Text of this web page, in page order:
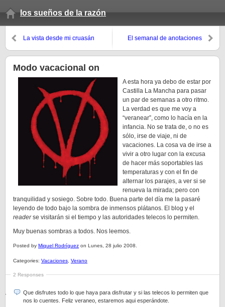
los sueños de la razón
La vista desde mi cruasán
El semanal de anotaciones
Modo vacacional on
A esta hora ya debo de estar por
Castilla La Mancha para pasar
un par de semanas a otro ritmo.
La verdad es que me voy a
“veranear”, como lo hacía en la
infancia. No se trata de, o no es
sólo, irse de viaje, ni de
vacaciones. La cosa va de irse a
vivir a otro lugar con la excusa
de hacer más soportables las
temperaturas y con el fin de
alternar los parajes, a ver si se
renueva la mirada; pero con
tranquilidad y sosiego. Sobre todo. Buena parte del día me la pasaré
leyendo de todo bajo la sombra de inmensos plátanos. El blog y el
readerse visitarán si el tiempo y las autoridades telecos lo permiten.
Muy buenas sombras a todos. Nos leemos.
Posted by Miquel Rodríguez on Lunes, 28 julio 2008.
Categories: Vacaciones Verano
2 Responses
Que disfrutes todo lo que haya para disfrutar y si las telecos lo permiten que
nos lo cuentes. Feliz veraneo, estaremos aqui esperándote.